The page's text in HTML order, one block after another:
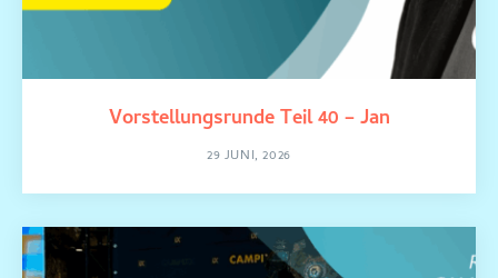
Vorstellungsrunde Teil 40 – Jan
29 JUNI, 2026